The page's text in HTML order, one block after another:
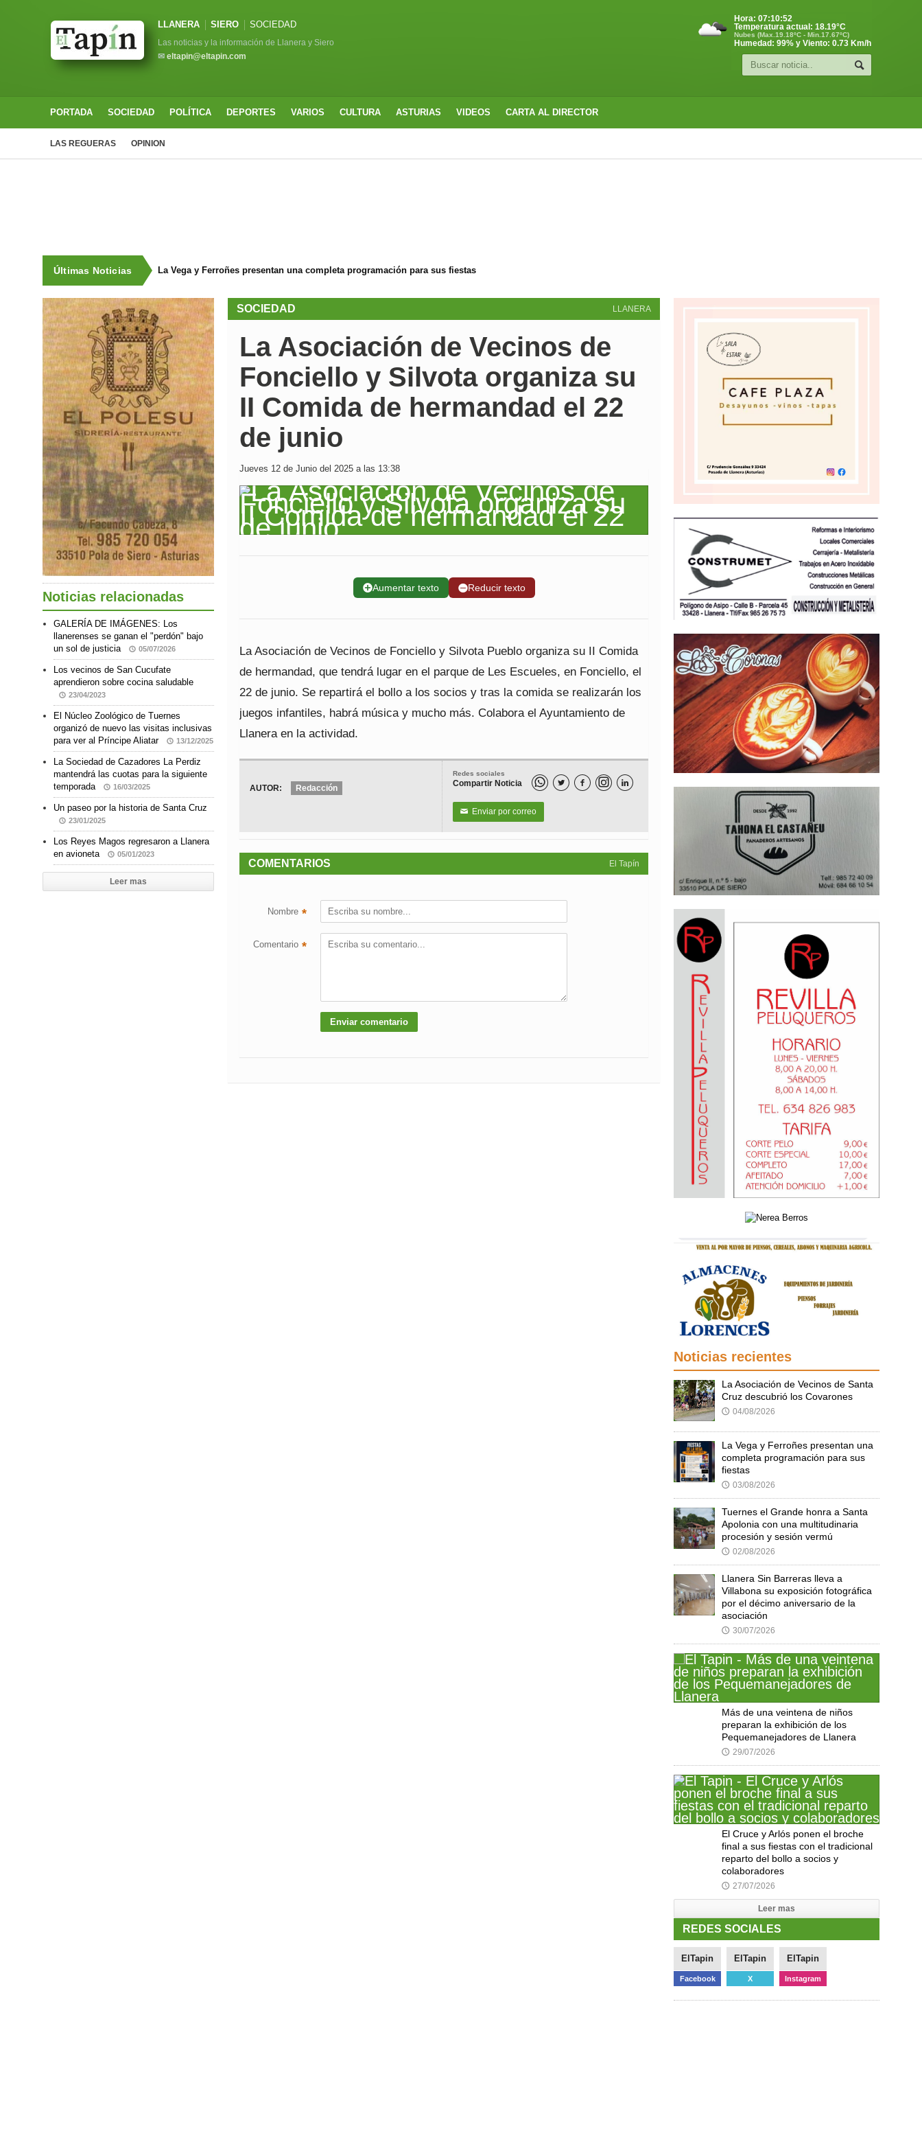
LLANERA SIERO SOCIEDAD
Las noticias y la información de Llanera y Siero
✉ eltapin@eltapin.com
Hora: 07:10:53
Temperatura actual: 18.19°C
Nubes (Max.19.18ºC - Min.17.67ºC)
Humedad: 99% y Viento: 0.73 Km/h
PORTADA SOCIEDAD POLÍTICA DEPORTES VARIOS CULTURA ASTURIAS VIDEOS CARTA AL DIRECTOR
LAS REGUERAS OPINION
Últimas Noticias La Vega y Ferroñes presentan una completa programación para sus fiestas
LLANERA
SOCIEDAD
La Asociación de Vecinos de
Fonciello y Silvota organiza su
II Comida de hermandad el 22
de junio
Jueves 12 de Junio del 2025 a las 13:38
➕Aumentar texto ➖Reducir texto
La Asociación de Vecinos de Fonciello y Silvota Pueblo organiza su II Comida
de hermandad, que tendrá lugar en el parque de Les Escueles, en Fonciello, el
22 de junio. Se repartirá el bollo a los socios y tras la comida se realizarán los
juegos infantiles, habrá música y mucho más. Colabora el Ayuntamiento de
Llanera en la actividad.
Redes sociales
Compartir Noticia   
✉ Enviar por correo
AUTOR: Redacción
El Tapín
COMENTARIOS
Nombre *
Comentario *
Noticias relacionadas
GALERÍA DE IMÁGENES: Los
llanerenses se ganan el "perdón" bajo
un sol de justicia
05/07/2026
Los vecinos de San Cucufate
aprendieron sobre cocina saludable
23/04/2023
El Núcleo Zoológico de Tuernes
organizó de nuevo las visitas inclusivas
para ver al Príncipe Aliatar
13/12/2025
La Sociedad de Cazadores La Perdiz
mantendrá las cuotas para la siguiente
temporada
16/03/2025
Un paseo por la historia de Santa Cruz
23/01/2025
Los Reyes Magos regresaron a Llanera
en avioneta
05/01/2023
Leer mas
Noticias recientes
La Asociación de Vecinos de Santa
Cruz descubrió los Covarones
🕔 04/08/2026
La Vega y Ferroñes presentan una
completa programación para sus
fiestas
🕔 03/08/2026
Tuernes el Grande honra a Santa
Apolonia con una multitudinaria
procesión y sesión vermú
🕔 02/08/2026
Llanera Sin Barreras lleva a
Villabona su exposición fotográfica
por el décimo aniversario de la
asociación
🕔 30/07/2026
Más de una veintena de niños
preparan la exhibición de los
Pequemanejadores de Llanera
🕔 29/07/2026
El Cruce y Arlós ponen el broche
final a sus fiestas con el tradicional
reparto del bollo a socios y
colaboradores
🕔 27/07/2026
Leer mas
REDES SOCIALES
ElTapin
Facebook
ElTapin
X
ElTapin
Instagram